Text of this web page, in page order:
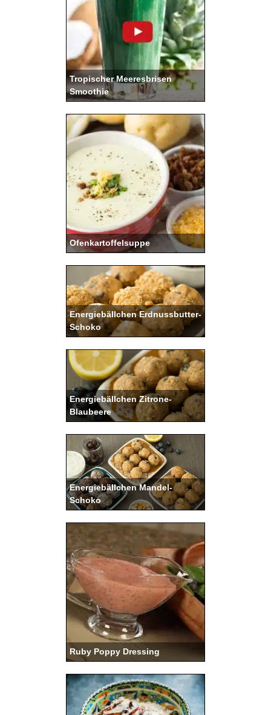
Tropischer Meeresbrisen
Smoothie
Ofenkartoffelsuppe
Energiebällchen Mandel-
Schoko
Energiebällchen Zitrone-
Blaubeere
Energiebällchen Erdnussbutter-
Schoko
Ruby Poppy Dressing